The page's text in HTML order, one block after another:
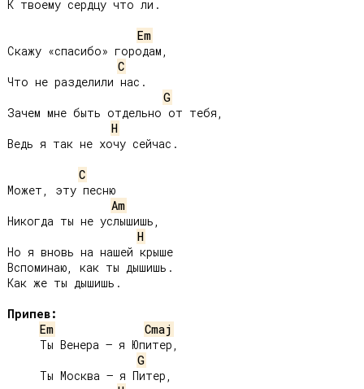
К твоему сердцу что ли.
Em
Скажу «спасибо» городам,
C
Что не разделили нас.
G
Зачем мне быть отдельно от тебя,
H
Ведь я так не хочу сейчас.
C
Может, эту песню
Am
Никогда ты не услышишь,
H
Но я вновь на нашей крыше
Вспоминаю, как ты дышишь.
Как же ты дышишь.
Припев:
Em
Cmaj
G